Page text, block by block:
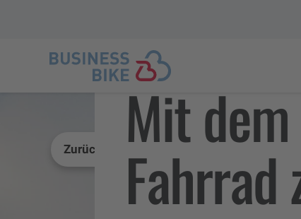
Zurück zur News-Übersicht
Mit dem
Fahrrad